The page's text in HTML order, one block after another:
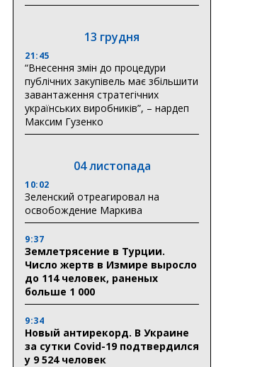
13 грудня
21:45
“Внесення змін до процедури
публічних закупівель має збільшити
завантаження стратегічних
українських виробників”, – нардеп
Максим Гузенко
04 листопада
10:02
Зеленский отреагировал на
освобождение Маркива
9:37
Землетрясение в Турции.
Число жертв в Измире выросло
до 114 человек, раненых
больше 1 000
9:34
Новый антирекорд. В Украине
за сутки Covid-19 подтвердился
у 9 524 человек